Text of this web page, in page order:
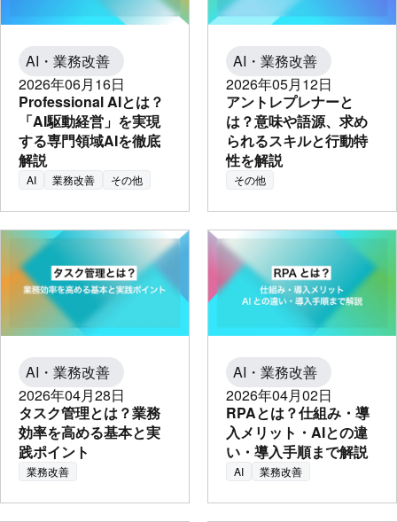
AI・業務改善
2026年06月16日
Professional AIとは？
「AI駆動経営」を実現
する専門領域AIを徹底
解説
AI 業務改善 その他
AI・業務改善
2026年05月12日
アントレプレナーと
は？意味や語源、求め
られるスキルと行動特
性を解説
その他
AI・業務改善
2026年04月28日
タスク管理とは？業務
効率を高める基本と実
践ポイント
業務改善
AI・業務改善
2026年04月02日
RPAとは？仕組み・導
入メリット・AIとの違
い・導入手順まで解説
AI 業務改善